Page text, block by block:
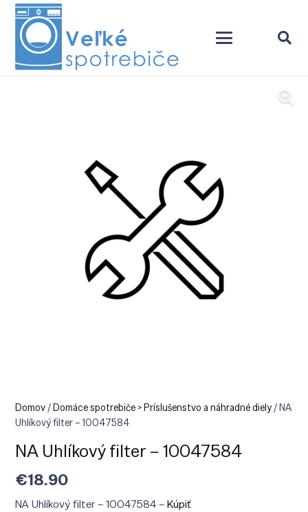
Domov/Domáce spotrebiče > Príslušenstvo a náhradné diely/ NA
Uhlíkový filter – 10047584
NA Uhlíkový filter – 10047584
€18.90
NA Uhlíkový filter – 10047584 –Kúpiť